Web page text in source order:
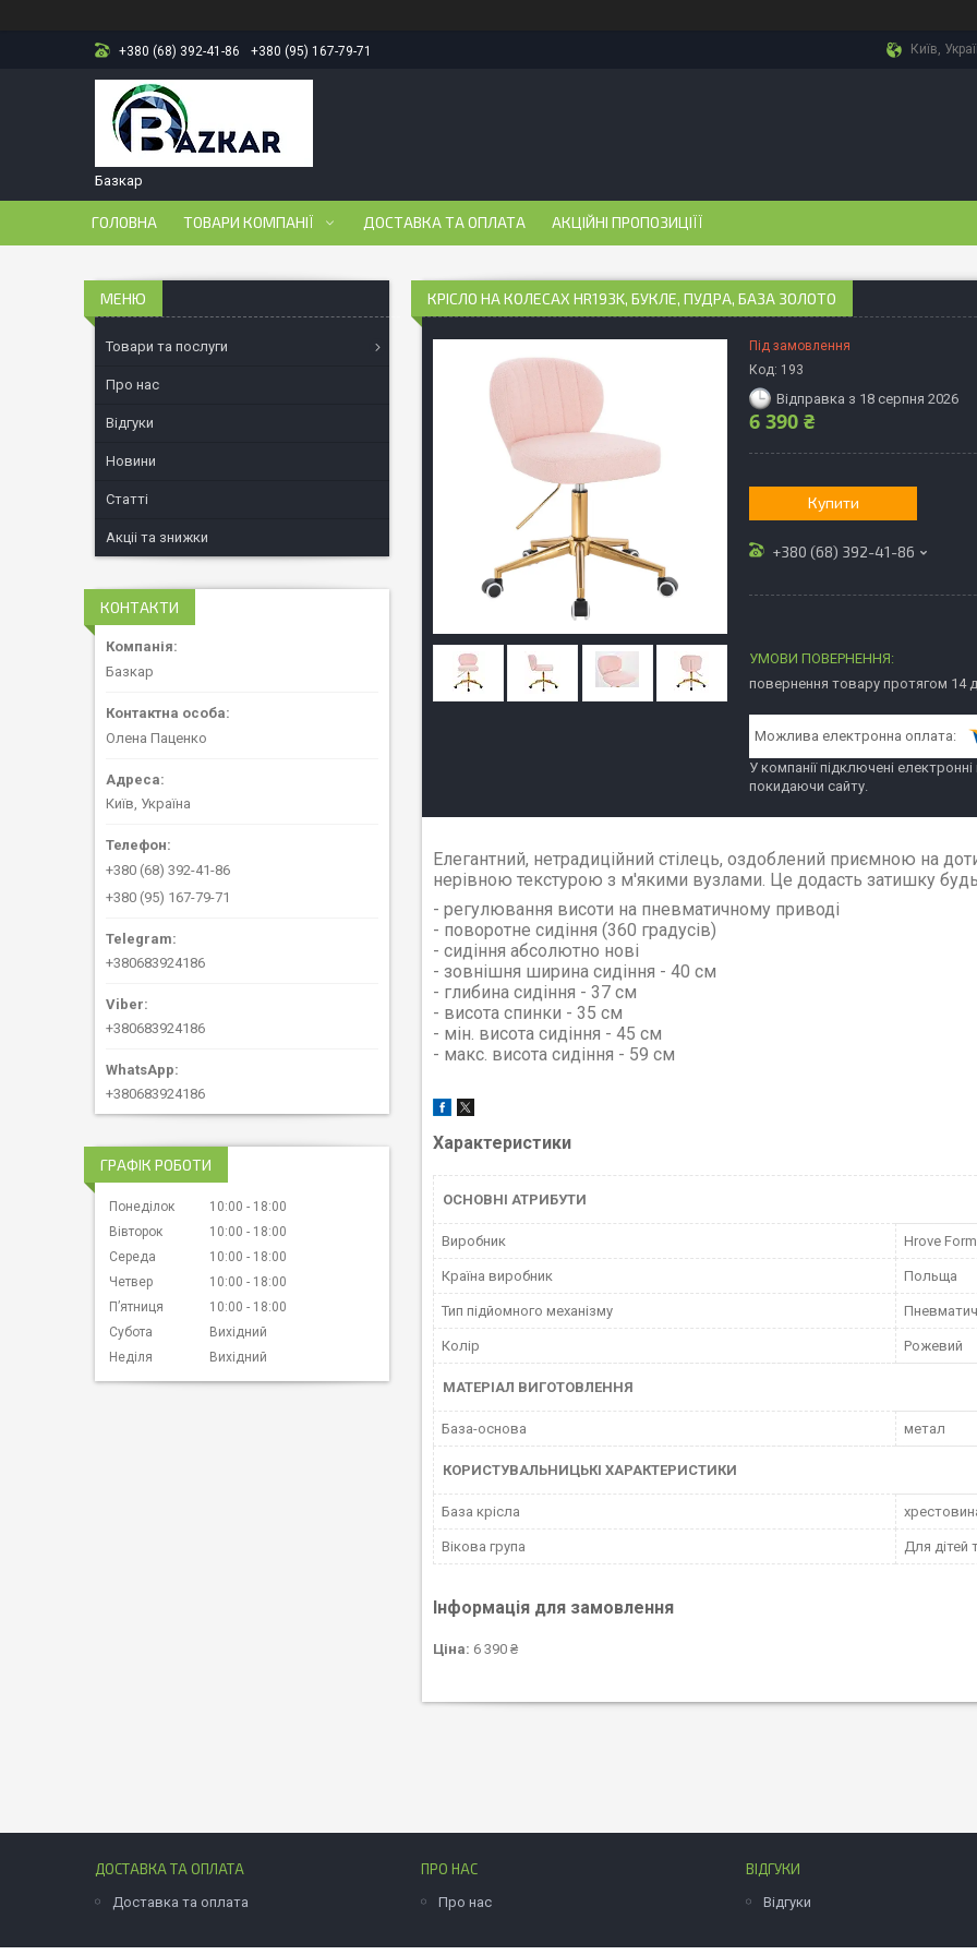
+380 (68) 392-41-86 +380 (95) 167-79-71 Київ,
Базкар
ГОЛОВНА ТОВАРИ КОМПАНІЇ ДОСТАВКА ТА ОПЛАТА АКЦІЙНІ ПРОПОЗИЦІЇЇ
КРІСЛО НА КОЛЕСАХ HR193K, БУКЛЕ, ПУДРА, БАЗА ЗОЛОТО
Під замовлення
Код: 193
Відправка з 18 серпня 2026
6 390 ₴
Купити
+380 (68) 392-41-86
повернення товару протягом 14
У компанії підключені
покидаючи сайту.
Елегантний, нетрадиційний стілець, оздоблений приємною на
нерівною текстурою з м'якими вузлами. Це додасть затишку
- регулювання висоти на пневматичному приводі
- поворотне сидіння (360 градусів)
- сидіння абсолютно нові
- зовнішня ширина сидіння - 40 см
- глибина сидіння - 37 см
- висота спинки - 35 см
- мін. висота сидіння - 45 см
- макс. висота сидіння - 59 см
Характеристики
ОСНОВНІ АТРИБУТИ
Виробник Hrove Form
Країна виробник Польща
Тип підйомного механізму
Колір Рожевий
МАТЕРІАЛ ВИГОТОВЛЕННЯ
База-основа метал
КОРИСТУВАЛЬНИЦЬКІ ХАРАКТЕРИСТИКИ
База крісла
Вікова група Для дітей
Інформація для замовлення
Ціна: 6 390 ₴
Товари та послуги
Про нас
Відгуки
Новини
Статті
Акціі та знижки
КОНТАКТИ
Базкар
Олена Паценко
Київ, Україна
+380 (68) 392-41-86
+380 (95) 167-79-71
+380683924186
+380683924186
+380683924186
ГРАФІК РОБОТИ
Понеділок 10:00
18:00
Вівторок
10:00
18:00
Середа
10:00
18:00
Четвер
10:00
18:00
Пʼятниця
10:00
18:00
Субота
Вихідний
Неділя
Вихідний
ДОСТАВКА ТА ОПЛАТА
Доставка та оплата
ПРО НАС
Про нас
ВІДГУКИ
Відгуки